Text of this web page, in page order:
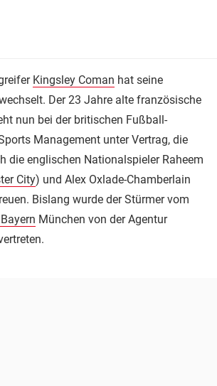
Kingsley Coman hat seine
Der 23 Jahre alte französische
nun bei der britischen Fußball-
Management unter Vertrag, die
die englischen Nationalspieler Raheem
City) und Alex Oxlade-Chamberlain
Bislang wurde der Stürmer vom
München von der Agentur